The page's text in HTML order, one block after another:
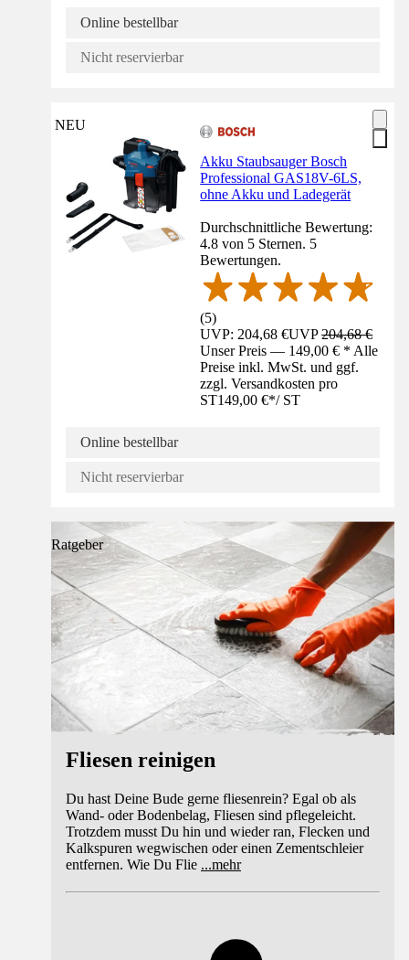
Online bestellbar
Nicht reservierbar
NEU
Akku Staubsauger Bosch
Professional GAS18V-6LS,
ohne Akku und Ladegerät
Durchschnittliche Bewertung:
4.8 von 5 Sternen. 5
Bewertungen.
(5)
UVP: 204,68 €UVP204,68 €
Unser Preis — 149,00 € * Alle
Preise inkl. MwSt. und ggf.
zzgl. Versandkosten pro
ST149,00 €*/ ST
Online bestellbar
Nicht reservierbar
Ratgeber
Fliesen reinigen
Du hast Deine Bude gerne fliesenrein? Egal ob als
Wand- oder Bodenbelag, Fliesen sind pflegeleicht.
Trotzdem musst Du hin und wieder ran, Flecken und
Kalkspuren wegwischen oder einen Zementschleier
entfernen. Wie Du Flie ...mehr